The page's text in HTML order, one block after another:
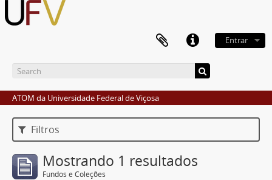
Entrar
ATOM da Universidade Federal de Viçosa
Filtros
Mostrando 1 resultados
Fundos e Coleções